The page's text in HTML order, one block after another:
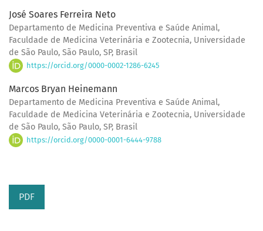
José Soares Ferreira Neto
Departamento de Medicina Preventiva e Saúde Animal,
Faculdade de Medicina Veterinária e Zootecnia, Universidade
de São Paulo, São Paulo, SP, Brasil
https://orcid.org/0000-0002-1286-6245
Marcos Bryan Heinemann
Departamento de Medicina Preventiva e Saúde Animal,
Faculdade de Medicina Veterinária e Zootecnia, Universidade
de São Paulo, São Paulo, SP, Brasil
https://orcid.org/0000-0001-6444-9788
PDF